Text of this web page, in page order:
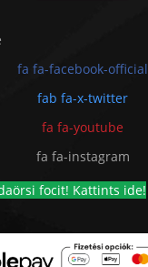
fa fa-facebook-official
fab fa-x-twitter
fa fa-youtube
fa fa-instagram
focit! Kattints ide!